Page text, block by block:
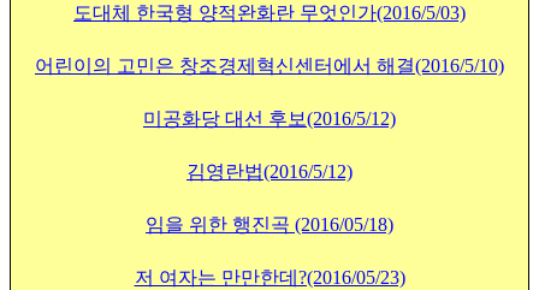
도대체 한국형 양적완화란 무엇인가(2016/5/03)
어린이의 고민은 창조경제혁신센터에서 해결(2016/5/10)
미공화당 대선 후보(2016/5/12)
김영란법(2016/5/12)
임을 위한 행진곡 (2016/05/18)
저 여자는 만만한데?(2016/05/23)